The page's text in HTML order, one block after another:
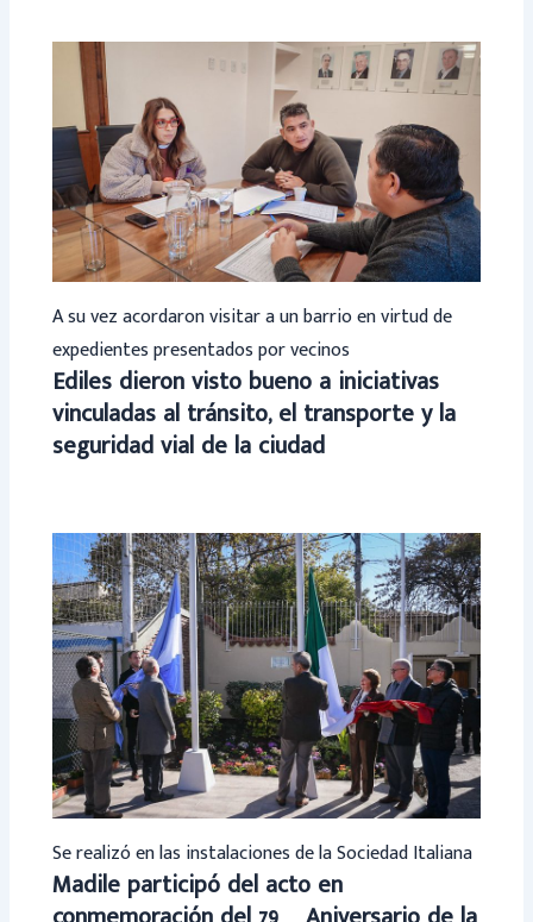
A su vez acordaron visitar a un barrio en virtud de
expedientes presentados por vecinos
Ediles dieron visto bueno a iniciativas
vinculadas al tránsito, el transporte y la
seguridad vial de la ciudad
Se realizó en las instalaciones de la Sociedad Italiana
Madile participó del acto en